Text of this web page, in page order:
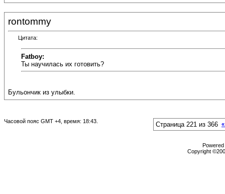
rontommy
Цитата:
Fatboy:
Ты научилась их готовить?
Бульончик из улыбки.
Часовой пояс GMT +4, время: 18:43 Страница 221 из 366 «
Copyright